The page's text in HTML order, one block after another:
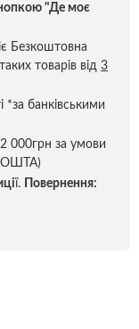
"Де моє
Безкоштовна
товарів від 3
*за банківськими
000грн за умови
ї.
Повернення: